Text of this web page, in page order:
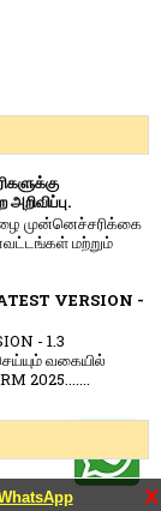
X
முன்னெச்சரிக்கை
மற்றும்
VERSION -
- 1.3
வகையில்
2025.......